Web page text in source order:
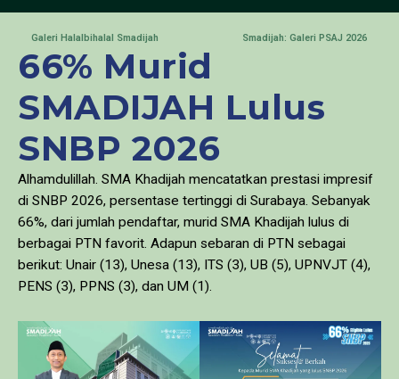
Galeri Halalbihalal Smadijah Smadijah: Galeri PSAJ 2026
66% Murid
SMADIJAH Lulus
SNBP 2026
Alhamdulillah. SMA Khadijah mencatatkan prestasi impresif
di SNBP 2026, persentase tertinggi di Surabaya. Sebanyak
66%, dari jumlah pendaftar, murid SMA Khadijah lulus di
berbagai PTN favorit. Adapun sebaran di PTN sebagai
berikut: Unair (13), Unesa (13), ITS (3), UB (5), UPNVJT (4),
PENS (3), PPNS (3), dan UM (1).